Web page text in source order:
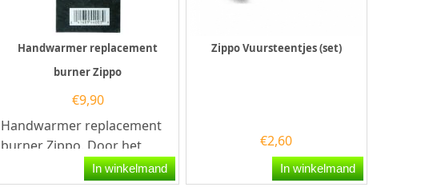
Handwarmer replacement
burner Zippo
€9,90
Handwarmer replacement
burner Zippo. Door het
reparen van het brandertje
lijkt de Zippo...
In winkelmand
Zippo Vuursteentjes (set)
€2,60
In winkelmand